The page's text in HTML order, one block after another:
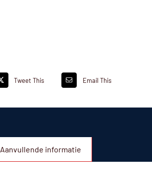
Tweet This Email This
Aanvullende informatie